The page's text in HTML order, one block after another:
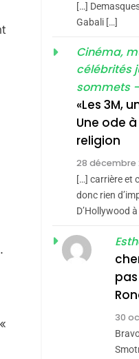
6
[…]
Gabali […]
Cinéma,
célébrités
sommets -
«Les 3M,
Une ode
religion
28 décembre
[…] carrière et
donc rien
D’Hollywood
30